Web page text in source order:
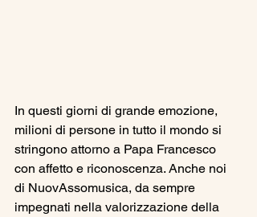
In questi giorni di grande emozione,
milioni di persone in tutto il mondo si
stringono attorno a Papa Francesco
con affetto e riconoscenza. Anche noi
di NuovAssomusica, da sempre
impegnati nella valorizzazione della